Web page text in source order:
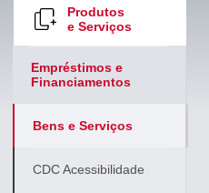
Produtos
e Serviços
Empréstimos e
Financiamentos
Bens e Serviços
CDC Acessibilidade